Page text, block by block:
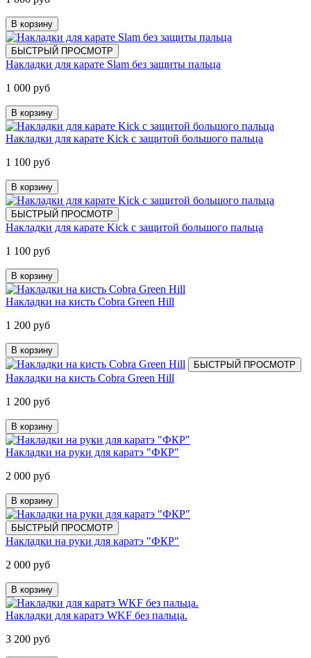
В корзину
БЫСТРЫЙ ПРОСМОТР
Накладки для карате Slam без защиты пальца
1 000 руб
В корзину
Накладки для карате Kick с защитой большого пальца
1 100 руб
В корзину
БЫСТРЫЙ ПРОСМОТР
Накладки для карате Kick с защитой большого пальца
1 100 руб
В корзину
Накладки на кисть Cobra Green Hill
1 200 руб
В корзину
БЫСТРЫЙ ПРОСМОТР
Накладки на кисть Cobra Green Hill
1 200 руб
В корзину
Накладки на руки для каратэ "ФКР"
2 000 руб
В корзину
БЫСТРЫЙ ПРОСМОТР
Накладки на руки для каратэ "ФКР"
2 000 руб
В корзину
Накладки для каратэ WKF без пальца.
3 200 руб